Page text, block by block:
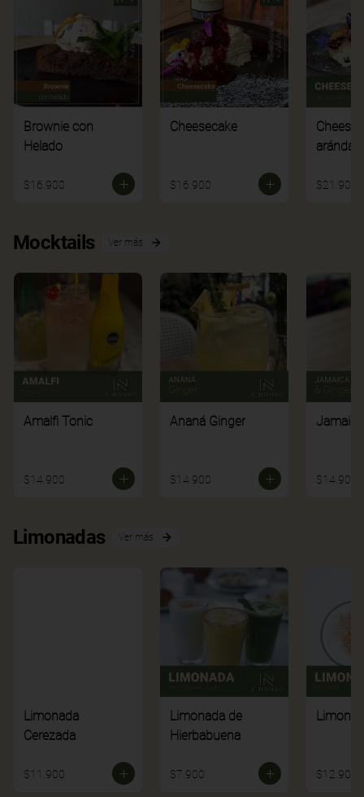
Brownie con
Helado
$16.900
Cheesecake
$16.900 $21.900
Mocktails Ver más
Amalfi Tonic
$14.900
Ananá Ginger
$14.900 $14.900
Limonadas Ver más
Limonada
Cerezada
$11.900
Limonada de
Hierbabuena
$7.900 $12.900